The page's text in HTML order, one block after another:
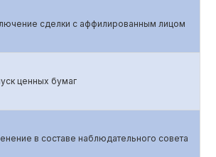
сделки с аффилированным лицом
ценных бумаг
в составе наблюдательного совета